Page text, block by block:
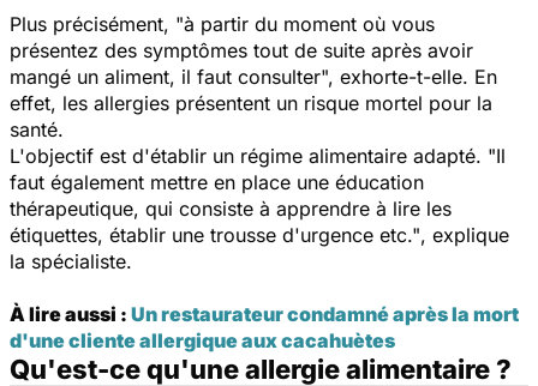
Plus précisément, "à partir du moment où vous
présentez des symptômes tout de suite après avoir
mangé un aliment, il faut consulter", exhorte-t-elle. En
effet, les allergies présentent un risque mortel pour la
santé.
L'objectif est d'établir un régime alimentaire adapté. "Il
faut également mettre en place une éducation
thérapeutique, qui consiste à apprendre à lire les
étiquettes, établir une trousse d'urgence etc.", explique
la spécialiste.
À lire aussi : Un restaurateur condamné après la mort
d'une cliente allergique aux cacahuètes
Qu'est-ce qu'une allergie alimentaire ?